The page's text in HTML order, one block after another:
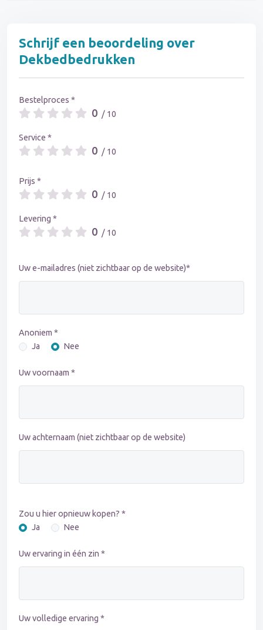
Schrijf een beoordeling over
Dekbedbedrukken
Bestelproces *
0 / 10
Service *
0 / 10
Prijs *
0 / 10
Levering *
0 / 10
Uw e-mailadres (niet zichtbaar op de website)*
Anoniem *
Ja
Nee
Uw voornaam *
Uw achternaam (niet zichtbaar op de website)
Zou u hier opnieuw kopen? *
Ja
Nee
Uw ervaring in één zin *
Uw volledige ervaring *